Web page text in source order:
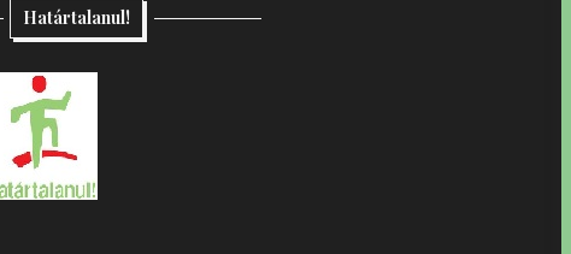
Határtalanul!